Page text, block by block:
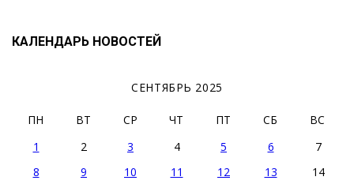
КАЛЕНДАРЬ НОВОСТЕЙ
СЕНТЯБРЬ 2025
ПН ВТ СР ЧТ ПТ СБ
ВС
1
2 3 4 5 6
7
8
9 10 11 12 13
14